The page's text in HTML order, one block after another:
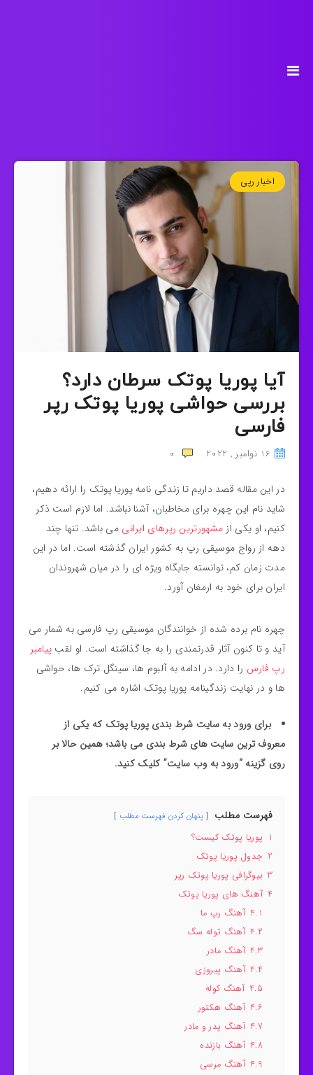
اخبار رپی
آیا پوریا پوتک سرطان دارد؟
بررسی حواشی پوریا پوتک رپر
فارسی
16 نوامبر , 2022 0
در این مقاله قصد داریم تا زندگی نامه پوریا پوتک را ارائه دهیم،
شاید نام این چهره برای مخاطبان، آشنا نباشد. اما لازم است ذکر
کنیم، او یکی از مشهورترین رپرهای ایرانی می باشد. تنها چند
دهه از رواج موسیقی رپ به کشور ایران گذشته است. اما در این
مدت زمان کم، توانسته جایگاه ویژه ای را در میان شهروندان
ایران برای خود به ارمغان آورد.
چهره نام برده شده از خوانندگان موسیقی رپ فارسی به شمار می
آید و تا کنون آثار قدرتمندی را به جا گذاشته است. او لقب پیامبر
رپ فارس را دارد. در ادامه به آلبوم ها، سینگل ترک ها، حواشی
ها و در نهایت زندگینامه پوریا پوتک اشاره می کنیم.
برای ورود به سایت شرط بندی پوریا پوتک که یکی از
معروف ترین سایت های شرط بندی می باشد؛ همین حالا بر
روی گزینه “ورود به وب سایت” کلیک کنید.
فهرست مطلب پنهان کردن فهرست مطلب
1 پوریا پوتک کیست؟
2 جدول پوریا پوتک
3 بیوگرافی پوریا پوتک رپر
4 آهنگ های پوریا پوتک
4.1 آهنگ رپ ما
4.2 آهنگ توله سگ
4.3 آهنگ مادر
4.4 آهنگ پیروزی
4.5 آهنگ کوله
4.6 آهنگ هکتور
4.7 آهنگ پدر و مادر
4.8 آهنگ بازنده
4.9 آهنگ مرسی